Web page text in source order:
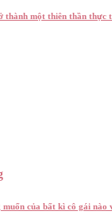
thành một thiên thần
của bất kì cô gái